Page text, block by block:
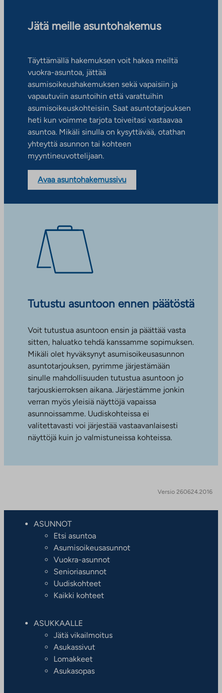
Jätä meille asuntohakemus
Täyttämällä hakemuksen voit hakea meiltä
vuokra-asuntoa, jättää
asumisoikeushakemuksen sekä vapaisiin ja
vapautuviin asuntoihin että varattuihin
asumisoikeuskohteisiin. Saat asuntotarjouksen
heti kun voimme tarjota toiveitasi vastaavaa
asuntoa. Mikäli sinulla on kysyttävää, otathan
yhteyttä asunnon tai kohteen
myyntineuvottelijaan.
Avaa asuntohakemussivu
Tutustu asuntoon ennen päätöstä
Voit tutustua asuntoon ensin ja päättää vasta
sitten, haluatko tehdä kanssamme sopimuksen.
Mikäli olet hyväksynyt asumisoikeusasunnon
asuntotarjouksen, pyrimme järjestämään
sinulle mahdollisuuden tutustua asuntoon jo
tarjouskierroksen aikana. Järjestämme jonkin
verran myös yleisiä näyttöjä vapaissa
asunnoissamme. Uudiskohteissa ei
valitettavasti voi järjestää vastaavanlaisesti
näyttöjä kuin jo valmistuneissa kohteissa.
Versio 260624.2016
ASUNNOT
Etsi asuntoa
Asumisoikeusasunnot
Vuokra-asunnot
Senioriasunnot
Uudiskohteet
Kaikki kohteet
ASUKKAALLE
Jätä vikailmoitus
Asukassivut
Lomakkeet
Asukasopas